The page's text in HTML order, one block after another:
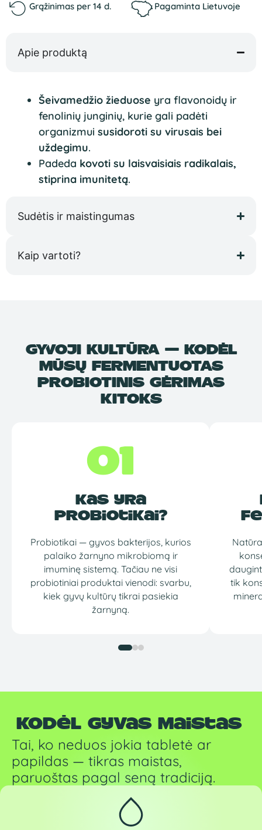
Grąžinimas per 14 d. Pagaminta Lietuvoje
Apie produktą
Šeivamedžio žieduose yra flavonoidų ir
fenolinių junginių, kurie gali padėti
organizmui susidoroti su virusais bei
uždegimu.
Padeda kovoti su laisvaisiais radikalais,
stiprina imunitetą.
Sudėtis ir maistingumas
Kaip vartoti?
GYVOJI KULTŪRA — KODĖL
MŪSŲ FERMENTUOTAS
PROBIOTINIS GĖRIMAS
KITOKS
01
Kas yra
probiotikai?
Probiotikai — gyvos bakterijos, kurios
palaiko žarnyno mikrobiomą ir
imuminę sistemą. Tačiau ne visi
probiotiniai produktai vienodi: svarbu,
kiek gyvų kultūrų tikrai pasiekia
žarnyną.
tik
Kodėl Gyvas Maistas
Tai, ko neduos jokia tabletė ar
papildas — tikras maistas,
paruoštas pagal seną tradiciją.